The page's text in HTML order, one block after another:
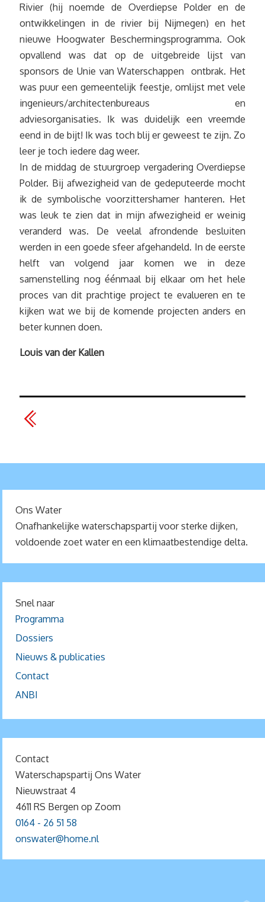
Rivier (hij noemde de Overdiepse Polder en de
ontwikkelingen in de rivier bij Nijmegen) en het
nieuwe Hoogwater Beschermingsprogramma. Ook
opvallend was dat op de uitgebreide lijst van
sponsors de Unie van Waterschappen ontbrak. Het
was puur een gemeentelijk feestje, omlijst met vele
ingenieurs/architectenbureaus en
adviesorganisaties. Ik was duidelijk een vreemde
eend in de bijt! Ik was toch blij er geweest te zijn. Zo
leer je toch iedere dag weer.
In de middag de stuurgroep vergadering Overdiepse
Polder. Bij afwezigheid van de gedeputeerde mocht
ik de symbolische voorzittershamer hanteren. Het
was leuk te zien dat in mijn afwezigheid er weinig
veranderd was. De veelal afrondende besluiten
werden in een goede sfeer afgehandeld. In de eerste
helft van volgend jaar komen we in deze
samenstelling nog éénmaal bij elkaar om het hele
proces van dit prachtige project te evalueren en te
kijken wat we bij de komende projecten anders en
beter kunnen doen.
Louis van der Kallen
Ons Water
Onafhankelijke waterschapspartij voor sterke dijken,
voldoende zoet water en een klimaatbestendige delta.
Snel naar
Programma
Dossiers
Nieuws & publicaties
Contact
ANBI
Contact
Waterschapspartij Ons Water
Nieuwstraat 4
4611 RS Bergen op Zoom
0164 - 26 51 58
onswater@home.nl